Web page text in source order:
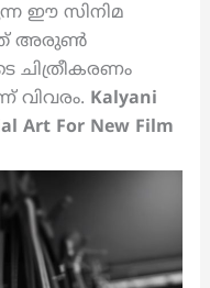
ഈ സിനിമ
അരുണ്‍
Kalyani
Art For New Film